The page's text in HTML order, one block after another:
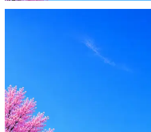
Стратегия поиска с AI: